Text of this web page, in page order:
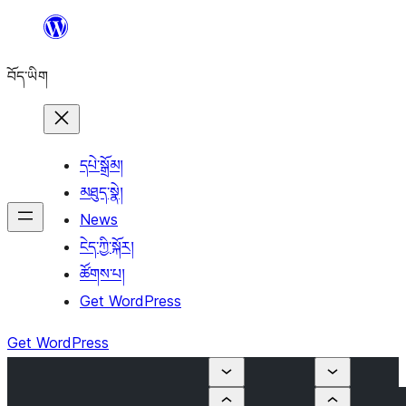
content
བོད་ཡིག
དཔེ་སྒྲོམ།
མཐུད་སྣེ།
News
ངེད་ཀྱི་སྐོར།
ཚོགས་པ།
Get WordPress
Get WordPress